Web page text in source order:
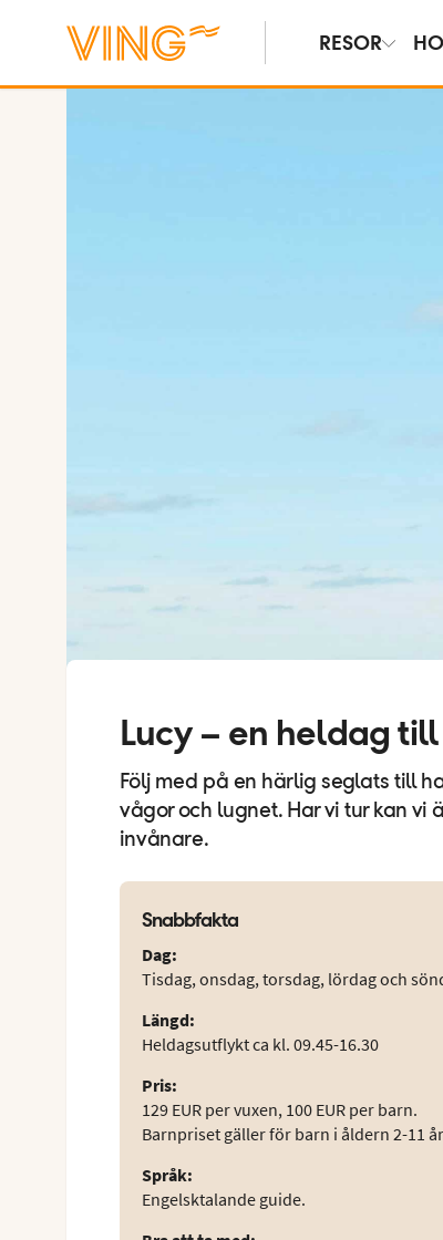
RESOR
Lucy – en heldag
Följ med på en härlig seglats till
vågor och lugnet. Har vi tur kan
invånare.
Snabbfakta
Dag:
Tisdag, onsdag, torsdag, lördag och
Längd:
Heldagsutflykt ca kl. 09.45-16.30
Pris:
129 EUR per vuxen, 100 EUR per barn.
Barnpriset gäller för barn i åldern 2-11
Språk:
Engelsktalande guide.